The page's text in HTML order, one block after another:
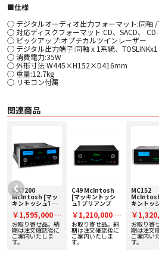
■仕様
○ デジタルオーディオ出力フォーマット:同軸 /
○ 対応ディスクフォーマット:CD、SACD、
○ ピックアップ:オプチカルツインレーザー
○ デジタル出力端子:同軸 x 1系統、
○ 消費電力:35W
○ 外形寸法 W445×H152×D416mm
○ 重量:12.7kg
○ リモコン付属
関連商品
MA7200
McIntosh [マッ
キントッシュ] プ
取り査定額20%ア
ップ実施中！
￥1,595,000 税
込
お取り寄せ品。納
期は注文確認後に
ご案内いたしま
す。
C49 McIntosh
[マッキントッシ
ュ] プリアンプ
￥1,210,000 税
込
お取り寄せ品。納
期は注文確認後に
ご案内いたしま
す。
MC152
キントッ
プ 下取り
20%アッ
中！
￥
込
お取り寄
期は注文
ご案内い
す。